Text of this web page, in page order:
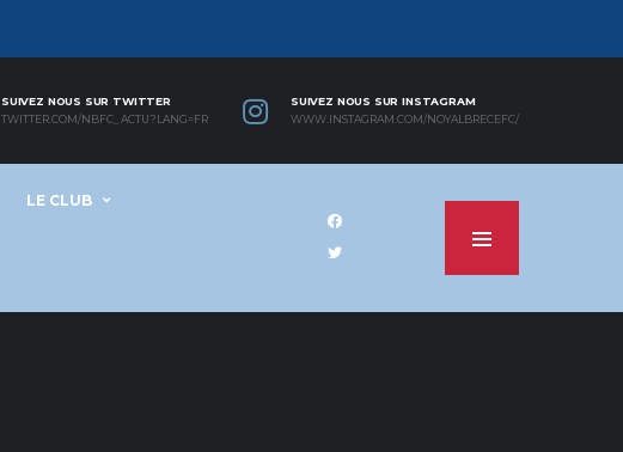
SUIVEZ NOUS SUR TWITTER
TWITTER.COM/NBFC_ACTU?LANG=FR
SUIVEZ NOUS SUR INSTAGRAM
WWW.INSTAGRAM.COM/NOYALBRECEFC/
LE CLUB